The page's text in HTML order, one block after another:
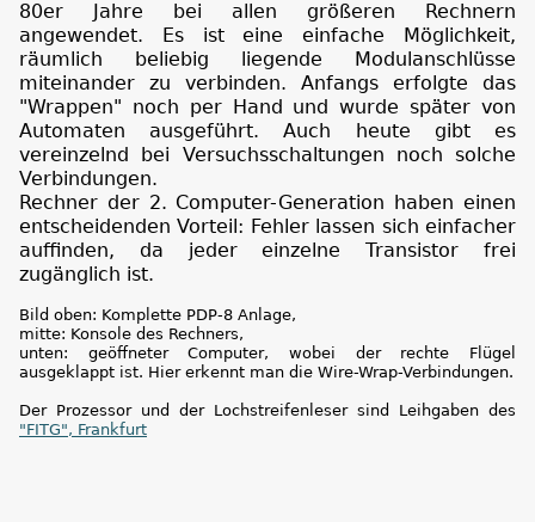
80er Jahre bei allen größeren Rechnern
angewendet. Es ist eine einfache Möglichkeit,
räumlich beliebig liegende Modulanschlüsse
miteinander zu verbinden. Anfangs erfolgte das
"Wrappen" noch per Hand und wurde später von
Automaten ausgeführt. Auch heute gibt es
vereinzelnd bei Versuchsschaltungen noch solche
Verbindungen.
Rechner der 2. Computer-Generation haben einen
entscheidenden Vorteil: Fehler lassen sich einfacher
auffinden, da jeder einzelne Transistor frei
zugänglich ist.
Bild oben: Komplette PDP-8 Anlage,
mitte: Konsole des Rechners,
unten: geöffneter Computer, wobei der rechte Flügel
ausgeklappt ist. Hier erkennt man die Wire-Wrap-Verbindungen.
Der Prozessor und der Lochstreifenleser sind Leihgaben des
"FITG", Frankfurt